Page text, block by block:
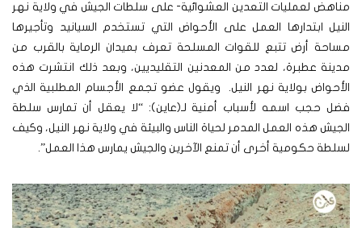
مناهض لعمليات التعدين العشوائية- على سلطات الجيش في ولاية نهر
النيل ابتدارها العمل على الأحواض التي تستخدم السيانيد وتأجيرها
مساحة أرض تتبع للقوات المسلحة تعرف بميدان الرماية بالقرب من
مدينة عطبرة، لعدد من المعدنين التقليديين، وبعد ذلك انتشرت هذه
الأحواض بولاية نهر النيل. ويقول عضو تجمع الأجسام المطلبية الذي
فضل حجب اسمه لأسباب أمنية لـ(عاين): “لا يعقل أن تمارس سلطة
الجيش هذه العمل المدمر لحياة الناس والبيئة في ولاية نهر النيل، وكيف
لسلطة حكومية أخرى أن تمنع الآخرين والجيش يمارس هذا العمل”.